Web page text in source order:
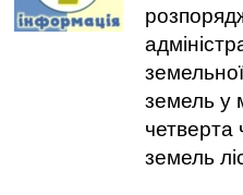
земель у
четверта
земель